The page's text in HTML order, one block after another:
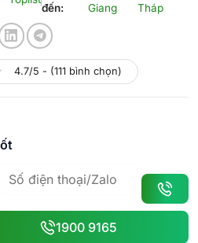
đến:
Giang
Tháp
4.7/5 - (111 bình chọn)
1900 9165